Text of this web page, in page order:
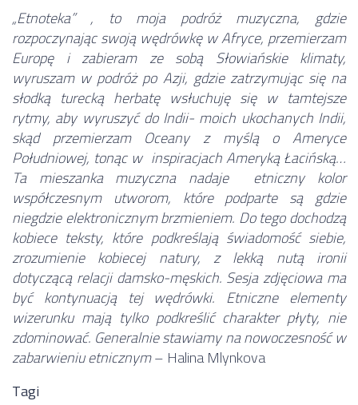
„Etnoteka” , to moja podróż muzyczna, gdzie
rozpoczynając swoją wędrówkę w Afryce, przemierzam
Europę i zabieram ze sobą Słowiańskie klimaty,
wyruszam w podróż po Azji, gdzie zatrzymując się na
słodką turecką herbatę wsłuchuję się w tamtejsze
rytmy, aby wyruszyć do Indii- moich ukochanych Indii,
skąd przemierzam Oceany z myślą o Ameryce
Południowej, tonąc w inspiracjach Ameryką Łacińską…
Ta mieszanka muzyczna nadaje etniczny kolor
współczesnym utworom, które podparte są gdzie
niegdzie elektronicznym brzmieniem. Do tego dochodzą
kobiece teksty, które podkreślają świadomość siebie,
zrozumienie kobiecej natury, z lekką nutą ironii
dotyczącą relacji damsko-męskich. Sesja zdjęciowa ma
być kontynuacją tej wędrówki. Etniczne elementy
wizerunku mają tylko podkreślić charakter płyty, nie
zdominować. Generalnie stawiamy na nowoczesność w
zabarwieniu etnicznym– Halina Mlynkova
Tagi